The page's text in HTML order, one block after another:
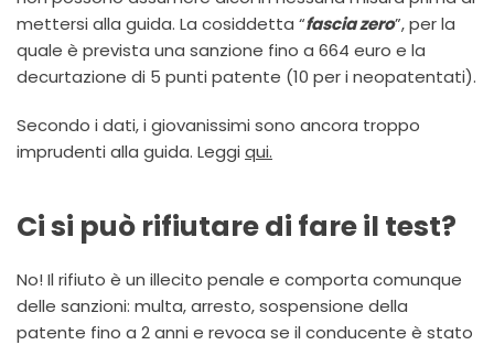
mettersi alla guida. La cosiddetta “fascia zero”, per la
quale è prevista una sanzione fino a 664 euro e la
decurtazione di 5 punti patente (10 per i neopatentati).
Secondo i dati, i giovanissimi sono ancora troppo
imprudenti alla guida. Leggi qui.
Ci si può rifiutare di fare il test?
No! Il rifiuto è un illecito penale e comporta comunque
delle sanzioni: multa, arresto, sospensione della
patente fino a 2 anni e revoca se il conducente è stato